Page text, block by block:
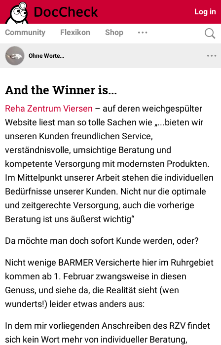
Log in
Community Flexikon Shop
Ohne Worte...
And the Winner is...
Reha Zentrum Viersen – auf deren weichgespülter
Website liest man so tolle Sachen wie „...bieten wir
unseren Kunden freundlichen Service,
verständnisvolle, umsichtige Beratung und
kompetente Versorgung mit modernsten Produkten.
Im Mittelpunkt unserer Arbeit stehen die individuellen
Bedürfnisse unserer Kunden. Nicht nur die optimale
und zeitgerechte Versorgung, auch die vorherige
Beratung ist uns äußerst wichtig“
Da möchte man doch sofort Kunde werden, oder?
Nicht wenige BARMER Versicherte hier im Ruhrgebiet
kommen ab 1. Februar zwangsweise in diesen
Genuss, und siehe da, die Realität sieht (wen
wunderts!) leider etwas anders aus:
In dem mir vorliegenden Anschreiben des RZV findet
sich kein Wort mehr von individueller Beratung,